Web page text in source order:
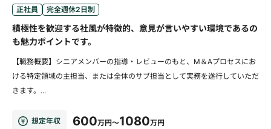
正社員 完全週休2日制
積極性を歓迎する社風が特徴的、意見が言いやすい環境であるの
も魅力ポイントです。
【職務概要】シニアメンバーの指導・レビューのもと、M＆Aプロセスにお
ける特定領域の主担当、または全体のサブ担当として実務を遂行していただ
きます。...
想定年収 600万円～1080万円